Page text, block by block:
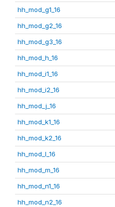
hh_mod_g1_16
hh_mod_g2_16
hh_mod_g3_16
hh_mod_h_16
hh_mod_i1_16
hh_mod_i2_16
hh_mod_j_16
hh_mod_k1_16
hh_mod_k2_16
hh_mod_l_16
hh_mod_m_16
hh_mod_n1_16
hh_mod_n2_16